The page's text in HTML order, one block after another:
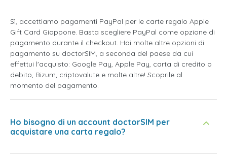
Sì, accettiamo pagamenti PayPal per le carte regalo Apple
Gift Card Giappone. Basta scegliere PayPal come opzione di
pagamento durante il checkout. Hai molte altre opzioni di
pagamento su doctorSIM, a seconda del paese da cui
effettui l'acquisto: Google Pay, Apple Pay, carta di credito o
debito, Bizum, criptovalute e molte altre! Scoprile al
momento del pagamento.
Ho bisogno di un account doctorSIM per
acquistare una carta regalo?